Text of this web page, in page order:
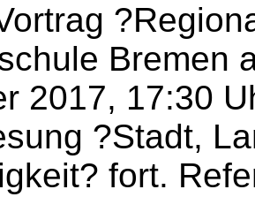
Bremen
2017, 17:30
?Stadt,
fort.